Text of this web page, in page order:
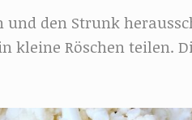
den Strunk
kleine Röschen teilen.